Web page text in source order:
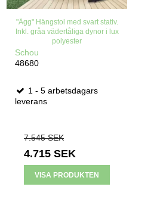
"Ägg" Hängstol med svart stativ.
Inkl. gråa vädertåliga dynor i lux
polyester
Schou
48680
1 - 5 arbetsdagars
leverans
7.545 SEK
4.715 SEK
VISA PRODUKTEN